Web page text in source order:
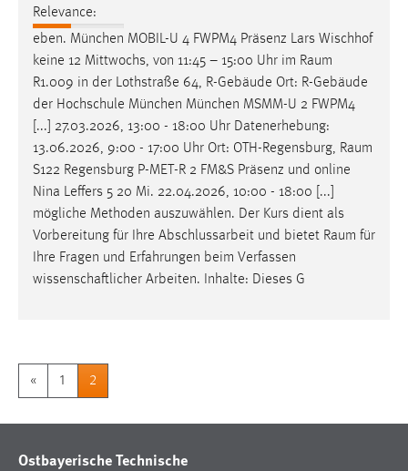
Relevance:
eben. München MOBIL-U 4 FWPM4 Präsenz Lars Wischhof
keine 12 Mittwochs, von 11:45 – 15:00 Uhr im Raum
R1.009 in der Lothstraße 64, R-Gebäude Ort: R-Gebäude
der Hochschule München München MSMM-U 2 FWPM4
[...] 27.03.2026, 13:00 - 18:00 Uhr Datenerhebung:
13.06.2026, 9:00 - 17:00 Uhr Ort: OTH-Regensburg, Raum
S122 Regensburg P-MET-R 2 FM&S Präsenz und online
Nina Leffers 5 20 Mi. 22.04.2026, 10:00 - 18:00 [...]
mögliche Methoden auszuwählen. Der Kurs dient als
Vorbereitung für Ihre Abschlussarbeit und bietet Raum für
Ihre Fragen und Erfahrungen beim Verfassen
wissenschaftlicher Arbeiten. Inhalte: Dieses G
« 1 2
Ostbayerische Technische